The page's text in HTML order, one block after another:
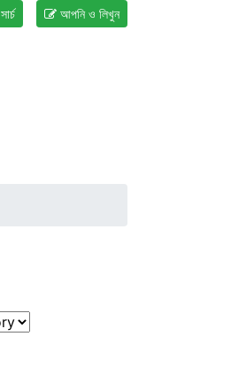
আপনি ও লিখুন
সার্চ